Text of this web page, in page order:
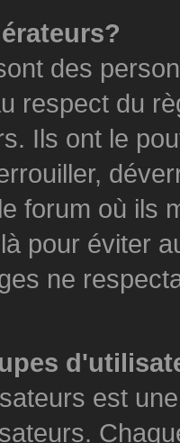
des
respect du
Ils ont le
forum où ils
pour éviter
ne
est